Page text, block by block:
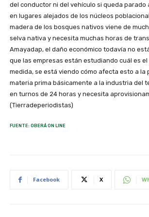
del conductor ni del vehículo si queda parado
en lugares alejados de los núcleos
madera de los bosques nativos viene de
selva nativa y necesita muchas horas de
Amayadap, el daño económico todavía no
que las empresas están estudiando cuál es
medida, se está viendo cómo afecta esto a la
materia prima básicamente a la industria del
en turnos de 24 horas y necesita
(Tierradeperiodistas)
FUENTE: OBERÁ ON LINE
Facebook X